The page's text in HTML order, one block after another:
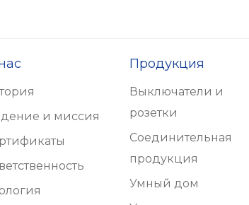
и миссия
Продукция
Выключатели и
розетки
Соединительная
продукция
Умный дом